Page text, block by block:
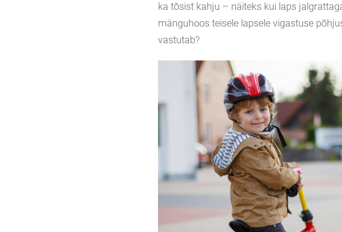
ka tõsist kahju – näiteks kui laps
mänguhoos teisele lapsele vigastuse
vastutab?